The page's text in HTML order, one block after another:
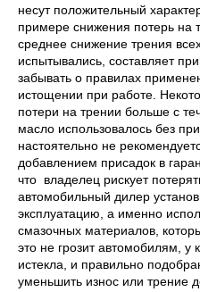
несут положительный
примере снижения потерь на
среднее снижение трения
испытывались, составляет
забывать о правилах
истощении при работе.
потери на трении больше с
масло использовалось без
настоятельно не
добавлением присадок в
что владелец рискует
автомобильный дилер
эксплуатацию, а именно
смазочных материалов,
это не грозит автомобилям, у
истекла, и правильно
уменьшить износ или трение